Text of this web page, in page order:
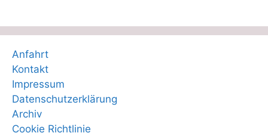
Anfahrt
Kontakt
Impressum
Datenschutzerklärung
Archiv
Cookie Richtlinie